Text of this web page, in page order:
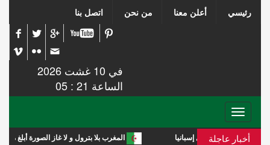
رئيسي أعلن معنا من نحن اتصل بنا
في 10 غشت 2026
الساعة 21 : 05
Toggle
navigation
أخبار عاجلة المغرب بلا بترول و لا غاز الصورة أبلغ من التعليق